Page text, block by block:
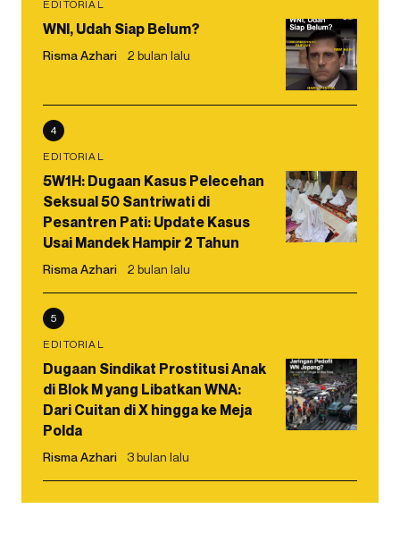
EDITORIAL
WNI, Udah Siap Belum?
Risma Azhari 2 bulan lalu
4
EDITORIAL
5W1H: Dugaan Kasus Pelecehan
Seksual 50 Santriwati di
Pesantren Pati: Update Kasus
Usai Mandek Hampir 2 Tahun
Risma Azhari 2 bulan lalu
5
EDITORIAL
Dugaan Sindikat Prostitusi Anak
di Blok M yang Libatkan WNA:
Dari Cuitan di X hingga ke Meja
Polda
Risma Azhari 3 bulan lalu